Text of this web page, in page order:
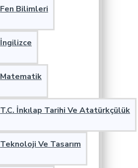
Fen Bilimleri
İngilizce
Matematik
T.C. İnkılap Tarihi Ve Atatürkçülük
Teknoloji Ve Tasarım